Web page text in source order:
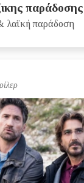
παράδοσης
λαϊκή παράδοση